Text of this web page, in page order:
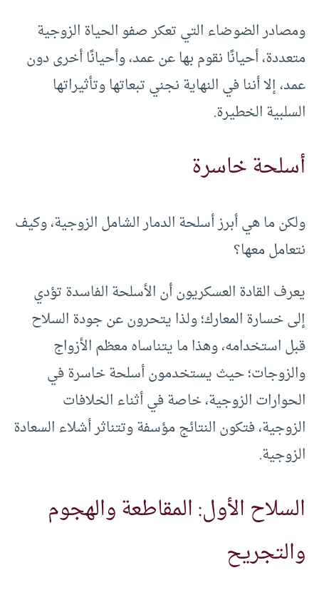
ومصادر الضوضاء التي تعكر صفو الحياة الزوجية
متعددة، أحيانًا نقوم بها عن عمد، وأحيانًا أخرى دون
عمد، إلا أننا في النهاية نجني تبعاتها وتأثيراتها
السلبية الخطيرة.
أسلحة خاسرة
ولكن ما هي أبرز أسلحة الدمار الشامل الزوجية، وكيف
نتعامل معها؟
يعرف القادة العسكريون أن الأسلحة الفاسدة تؤدي
إلى خسارة المعارك؛ ولذا يتحرون عن جودة السلاح
قبل استخدامه، وهذا ما يتناساه معظم الأزواج
والزوجات؛ حيث يستخدمون أسلحة خاسرة في
الحوارات الزوجية، خاصة في أثناء الخلافات
الزوجية، فتكون النتائج مؤسفة وتتناثر أشلاء السعادة
الزوجية.
السلاح الأول: المقاطعة والهجوم
والتجريح